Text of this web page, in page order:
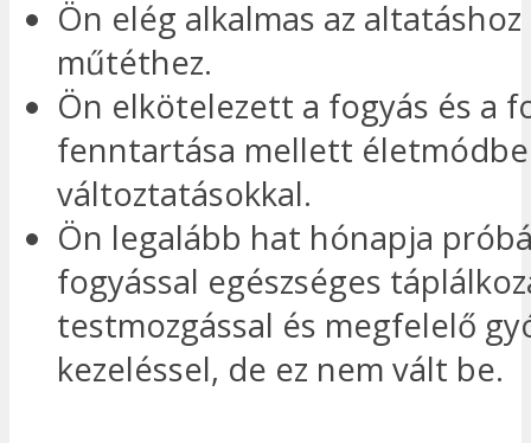
Ön elég alkalmas az altatáshoz
műtéthez.
Ön elkötelezett a fogyás és a
fenntartása mellett
változtatásokkal.
Ön legalább hat hónapja
fogyással egészséges
testmozgással és megfelelő
kezeléssel, de ez nem vált be.